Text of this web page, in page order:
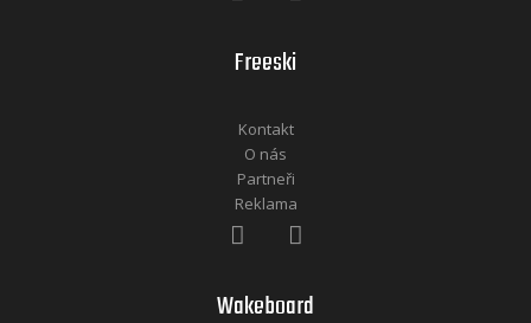
Freeski
Kontakt
O nás
Partneři
Reklama
Wakeboard